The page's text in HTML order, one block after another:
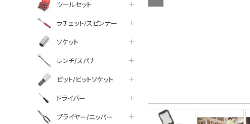
ツールセット
ラチェット/スピンナー
ソケット
レンチ/スパナ
ビット/ビットソケット
ドライバー
プライヤー/ニッパー